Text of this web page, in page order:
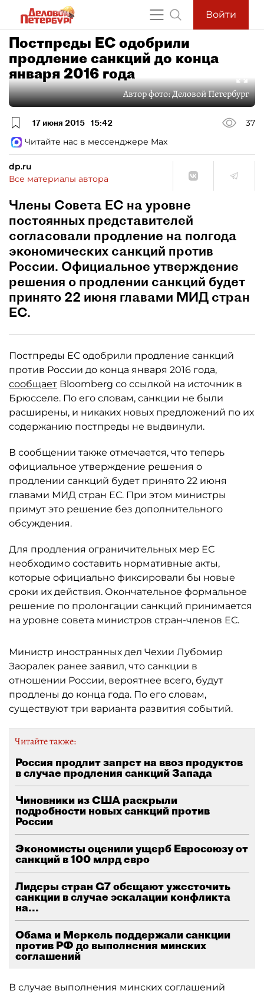
Войти
Постпреды ЕС одобрили
продление санкций до конца
января 2016 года
Автор фото:Деловой Петербург
17 июня 2015 15:42
37
Читайте нас в мессенджере Max
dp.ru
Все материалы автора
Члены Совета ЕС на уровне
постоянных представителей
согласовали продление на полгода
экономических санкций против
России. Официальное утверждение
решения о продлении санкций будет
принято 22 июня главами МИД стран
ЕС.
Постпреды ЕС одобрили продление санкций
против России до конца января 2016 года,
сообщает Bloomberg со ссылкой на источник в
Брюсселе. По его словам, санкции не были
расширены, и никаких новых предложений по их
содержанию постпреды не выдвинули.
В сообщении также отмечается, что теперь
официальное утверждение решения о
продлении санкций будет принято 22 июня
главами МИД стран ЕС. При этом министры
примут это решение без дополнительного
обсуждения.
Для продления ограничительных мер ЕС
необходимо составить нормативные акты,
которые официально фиксировали бы новые
сроки их действия. Окончательное формальное
решение по пролонгации санкций принимается
на уровне совета министров стран-членов ЕС.
Министр иностранных дел Чехии Лубомир
Заоралек ранее заявил, что санкции в
отношении России, вероятнее всего, будут
продлены до конца года. По его словам,
существуют три варианта развития событий.
Читайте также:
Россия продлит запрет на ввоз продуктов
в случае продления санкций Запада
Чиновники из США раскрыли
подробности новых санкций против
России
Экономисты оценили ущерб Евросоюзу от
санкций в 100 млрд евро
Лидеры стран G7 обещают ужесточить
санкции в случае эскалации конфликта
на...
Обама и Меркель поддержали санкции
против РФ до выполнения минских
соглашений
В случае выполнения минских соглашений